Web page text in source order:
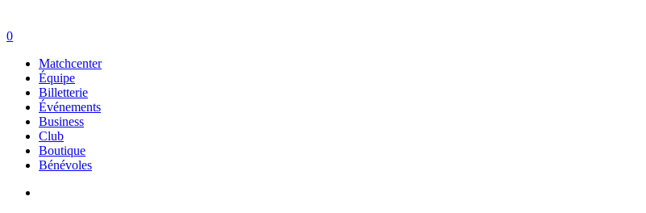
search
account
0
Matchcenter
Équipe
Billetterie
Événements
Business
Club
Boutique
Bénévoles